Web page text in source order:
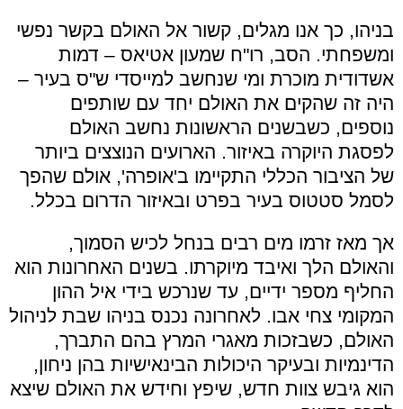
בניהו, כך אנו מגלים, קשור אל האולם בקשר נפשי
ומשפחתי. הסב, רו"ח שמעון אטיאס – דמות
אשדודית מוכרת ומי שנחשב למייסדי ש"ס בעיר –
היה זה שהקים את האולם יחד עם שותפים
נוספים, כשבשנים הראשונות נחשב האולם
לפסגת היוקרה באיזור. הארועים הנוצצים ביותר
של הציבור הכללי התקיימו ב'אופרה', אולם שהפך
לסמל סטטוס בעיר בפרט ובאיזור הדרום בכלל.
אך מאז זרמו מים רבים בנחל לכיש הסמוך,
והאולם הלך ואיבד מיוקרתו. בשנים האחרונות הוא
החליף מספר ידיים, עד שנרכש בידי איל ההון
המקומי צחי אבו. לאחרונה נכנס בניהו שבת לניהול
האולם, כשבזכות מאגרי המרץ בהם התברך,
הדינמיות ובעיקר היכולות הבינאישיות בהן ניחון,
הוא גיבש צוות חדש, שיפץ וחידש את האולם שיצא